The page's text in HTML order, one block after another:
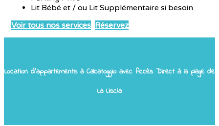
Lit Bébé et / ou Lit Supplémentaire si besoin
Voir tous nos services Réservez
Location d'appartements à Calcatoggio avec Accès Direct à la plage de
La Liscia